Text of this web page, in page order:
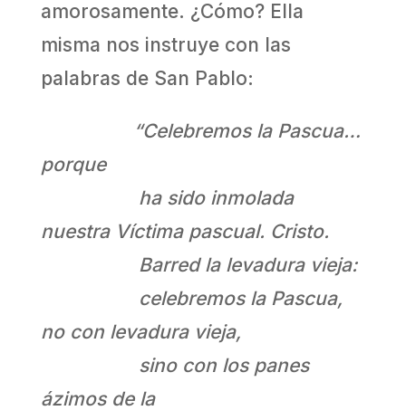
amorosamente. ¿Cómo? Ella
misma nos instruye con las
palabras de San Pablo:
“Celebremos la Pascua…
porque
ha sido inmolada
nuestra Víctima pascual. Cristo.
Barred la levadura vieja:
celebremos la Pascua,
no con levadura vieja,
sino con los panes
ázimos de la